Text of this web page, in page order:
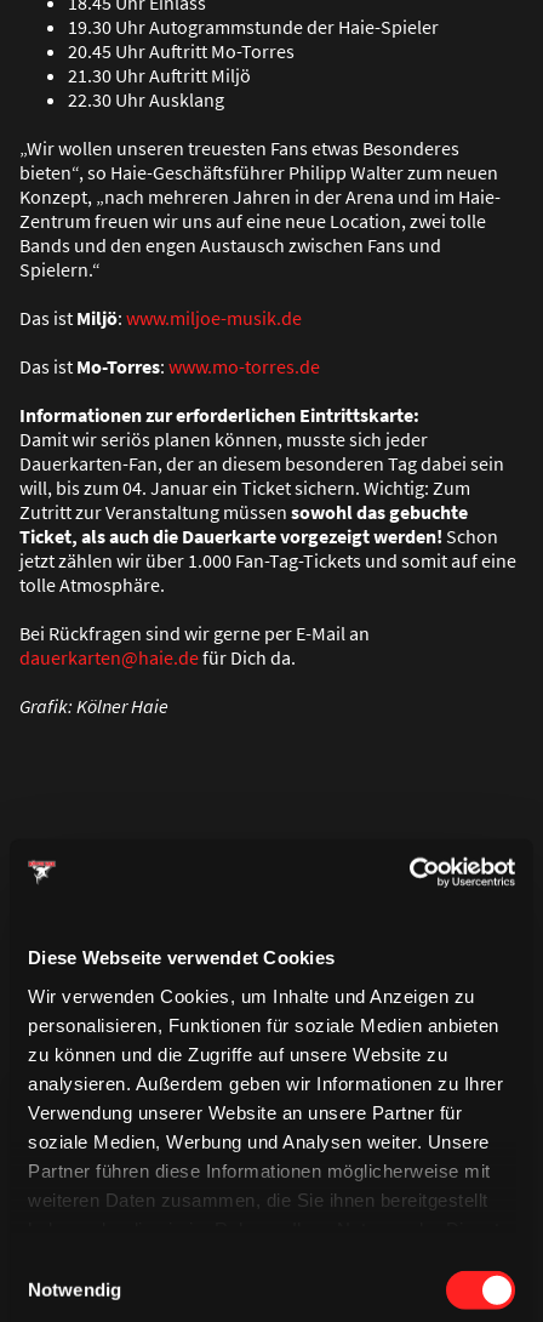
Diese Webseite verwendet Cookies
Wir verwenden Cookies, um Inhalte und Anzeigen zu
personalisieren, Funktionen für soziale Medien anbieten
zu können und die Zugriffe auf unsere Website zu
analysieren. Außerdem geben wir Informationen zu Ihrer
Verwendung unserer Website an unsere Partner für
soziale Medien, Werbung und Analysen weiter. Unsere
Partner führen diese Informationen möglicherweise mit
weiteren Daten zusammen, die Sie ihnen bereitgestellt
Notwendig
19.30 Uhr Autogrammstunde der Haie-Spieler
20.45 Uhr Auftritt Mo-Torres
21.30 Uhr Auftritt Miljö
22.30 Uhr Ausklang
„Wir wollen unseren treuesten Fans etwas Besonderes
bieten“, so Haie-Geschäftsführer Philipp Walter zum neuen
Konzept, „nach mehreren Jahren in der Arena und im Haie-
Zentrum freuen wir uns auf eine neue Location, zwei tolle
Bands und den engen Austausch zwischen Fans und
Spielern.“
Das ist Miljö: www.miljoe-musik.de
Das ist Mo-Torres: www.mo-torres.de
Informationen zur erforderlichen Eintrittskarte:
Damit wir seriös planen können, musste sich jeder
Dauerkarten-Fan, der an diesem besonderen Tag dabei sein
will, bis zum 04. Januar ein Ticket sichern. Wichtig: Zum
Zutritt zur Veranstaltung müssen sowohl das gebuchte
Ticket, als auch die Dauerkarte vorgezeigt werden! Schon
jetzt zählen wir über 1.000 Fan-Tag-Tickets und somit auf eine
tolle Atmosphäre.
Bei Rückfragen sind wir gerne per E-Mail an
dauerkarten@haie.defür Dich da.
Grafik: Kölner Haie